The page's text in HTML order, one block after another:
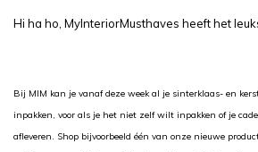
Hi ha ho, MyInteriorMusthaves heeft het
Bij MIM kan je vanaf deze week al je sinterklaas- en
inpakken, voor als je het niet zelf wilt inpakken of je
afleveren. Shop bijvoorbeeld één van onze nieuwe